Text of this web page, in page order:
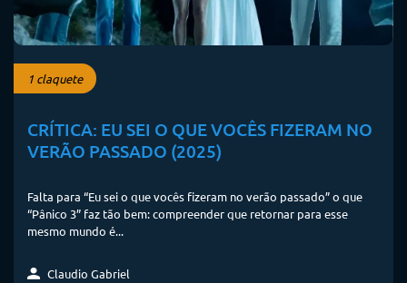
1 claquete
CRÍTICA: EU SEI O QUE VOCÊS FIZERAM NO
VERÃO PASSADO (2025)
Falta para “Eu sei o que vocês fizeram no verão passado” o que
“Pânico 3” faz tão bem: compreender que retornar para esse
mesmo mundo é...
Claudio Gabriel